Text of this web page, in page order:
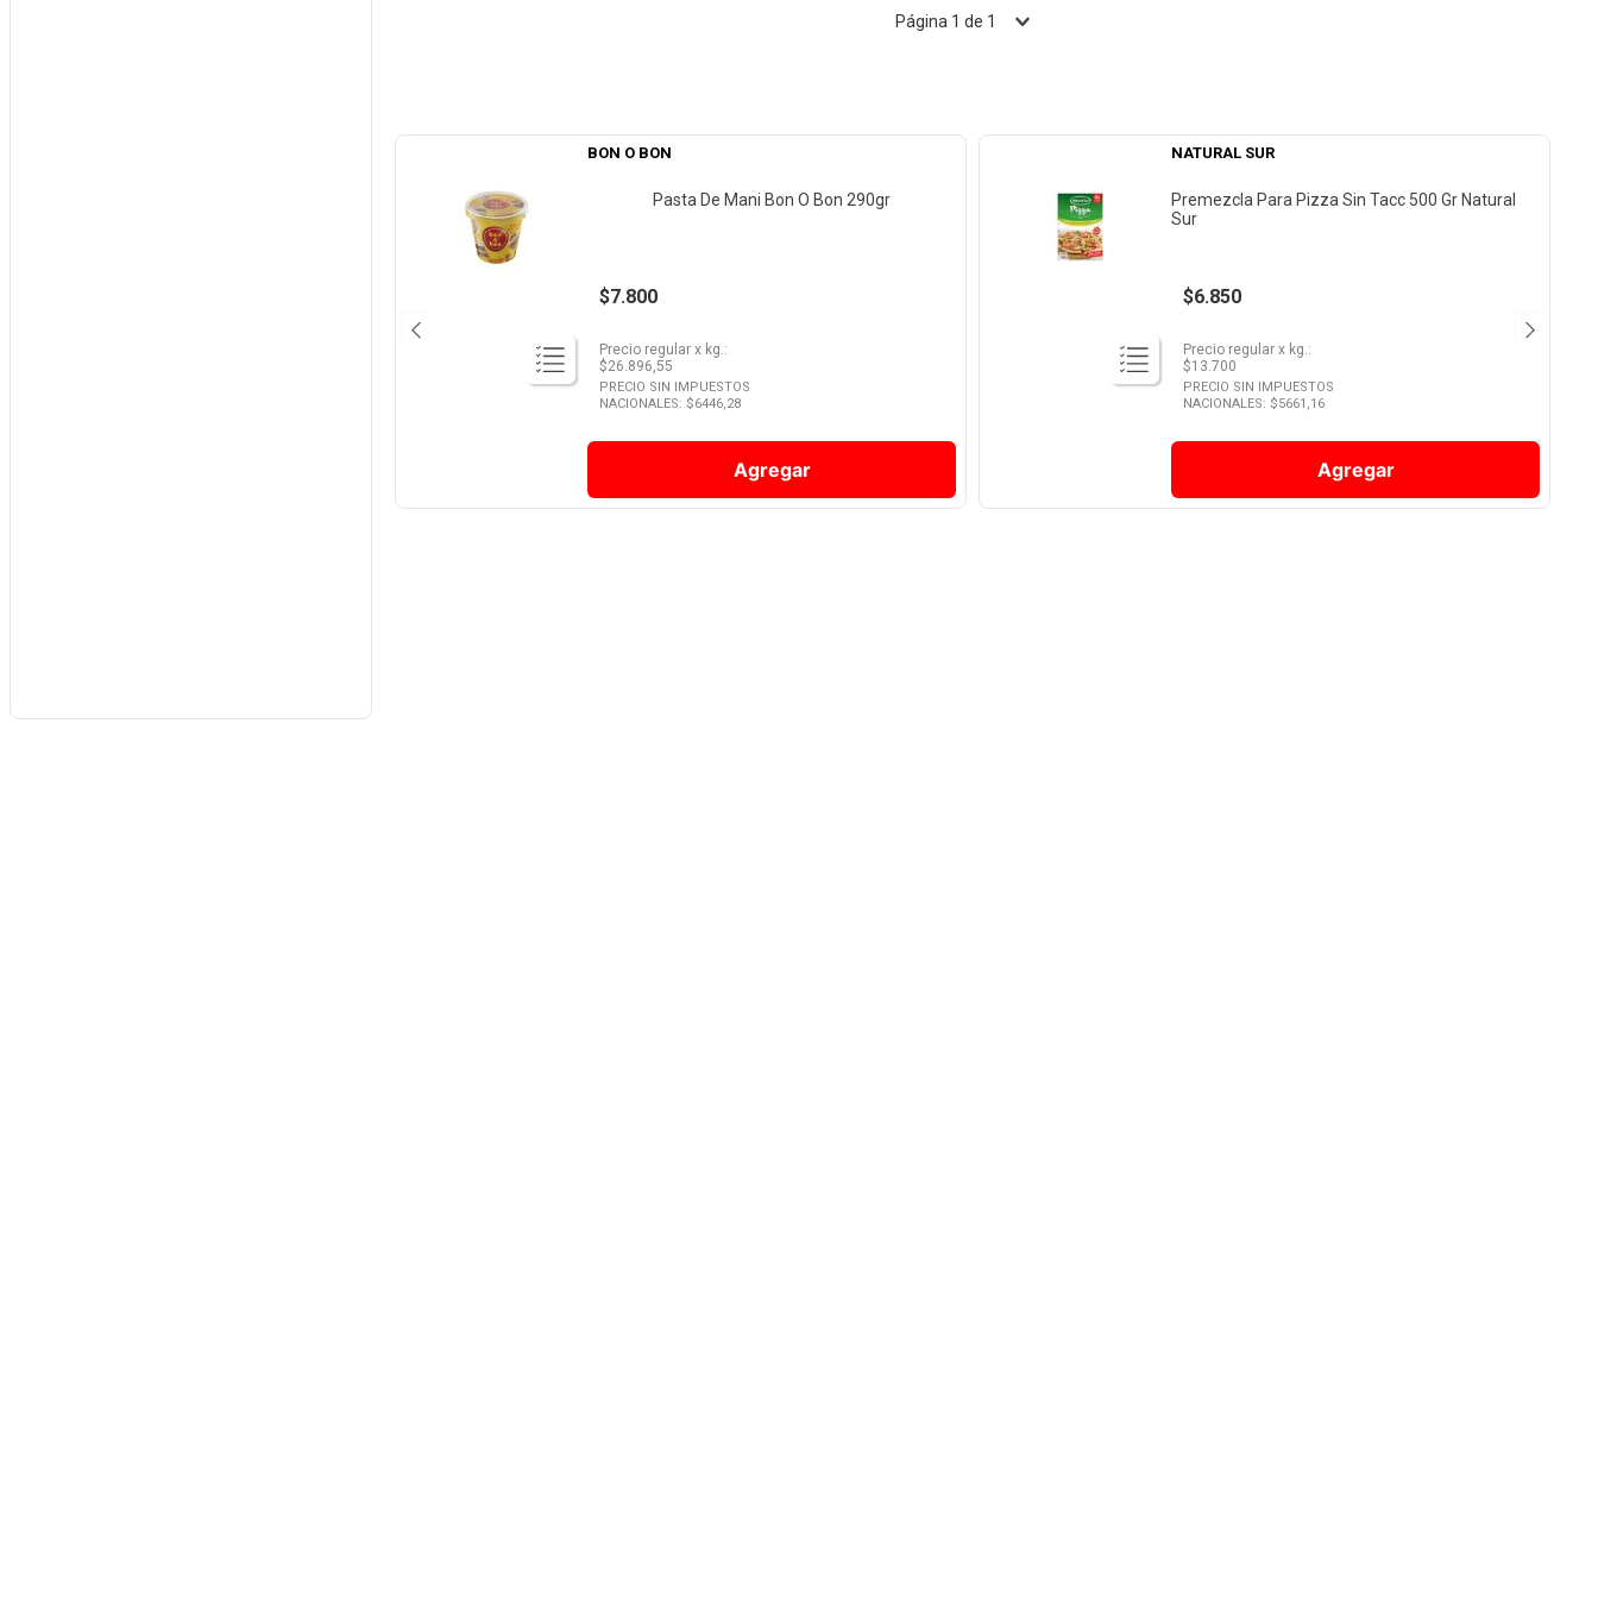
Página 1 de 1
BON O BON
Pasta De Mani Bon O Bon 290gr
$7.800
Precio regular x kg.:
$26.896,55
PRECIO SIN IMPUESTOS
NACIONALES: $6446,28
Agregar
NATURAL SUR
Premezcla Para Pizza Sin Tacc 500 Gr Natural
Sur
$6.850
Precio regular x kg.:
$13.700
PRECIO SIN IMPUESTOS
NACIONALES: $5661,16
Agregar